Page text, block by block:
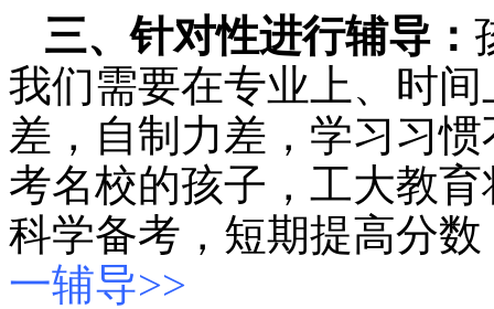
三、针对性进行辅导：
我们需要在专业上、时
差，自制力差，学习习
考名校的孩子，工大教
科学备考，短期提高分
一辅导>>